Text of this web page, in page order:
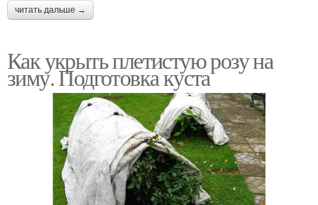
читать дальше →
Как укрыть плетистую розу на
зиму. Подготовка куста